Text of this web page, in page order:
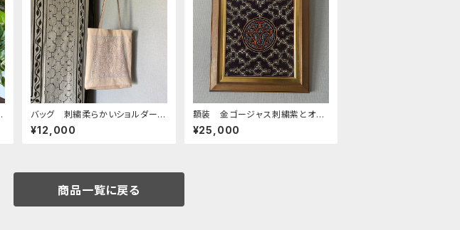
バッグ 刺繍柔らかいショルダー
シャーベットぴんく シピボ族の泥
染め
¥12,000
額装 金ゴージャス刺繍紫とオレ
ンジ シピボ族の刺繍 泥染め
民藝のある暮らし インテリア雑
¥25,000
商品一覧に戻る